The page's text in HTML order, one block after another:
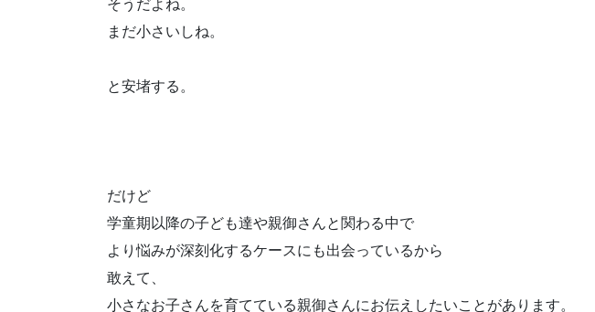
そうだよね。
まだ小さいしね。
と安堵する。
だけど
学童期以降の子ども達や親御さんと関わる中で
より悩みが深刻化するケースにも出会っているから
敢えて、
小さなお子さんを育てている親御さんにお伝えしたいことがあります。